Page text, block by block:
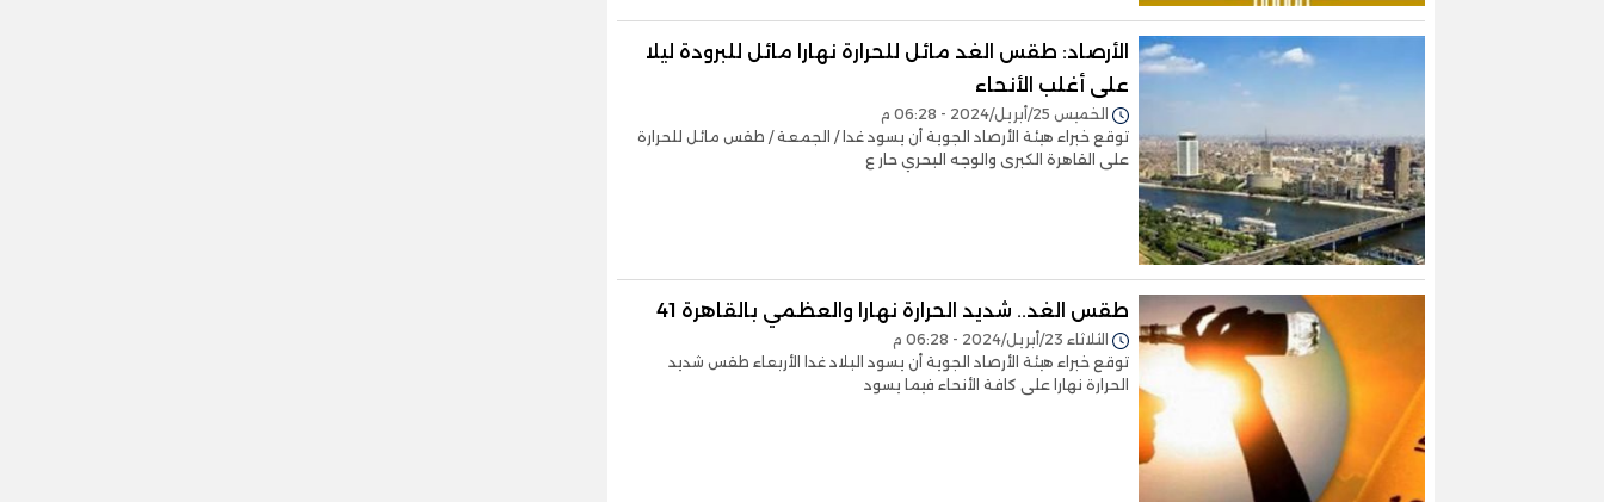
الأرصاد: طقس الغد مائل للحرارة نهارا مائل للبرودة ليلا
على أغلب الأنحاء
الخميس 25/أبريل/2024 - 06:28 م
توقع خبراء هيئة الأرصاد الجوية أن يسود غدا / الجمعة / طقس مائل للحرارة
على القاهرة الكبرى والوجه البحري حار ع
طقس الغد.. شديد الحرارة نهارا والعظمي بالقاهرة 41
الثلاثاء 23/أبريل/2024 - 06:28 م
توقع خبراء هيئة الأرصاد الجوية أن يسود البلاد غدا الأربعاء طقس شديد
الحرارة نهارا على كافة الأنحاء فيما يسود